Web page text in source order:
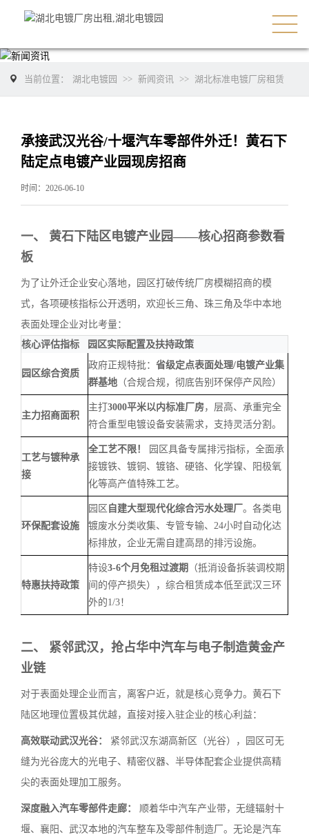
当前位置： 湖北电镀园 >> 新闻资讯 >> 湖北标准电镀厂房租赁
承接武汉光谷/十堰汽车零部件外迁！黄石下
陆定点电镀产业园现房招商
时间：2026-06-10
一、 黄石下陆区电镀产业园——核心招商参数看
板
为了让外迁企业安心落地，园区打破传统厂房模糊招商的模
式，各项硬核指标公开透明，欢迎长三角、珠三角及华中本地
表面处理企业对比考量：
核心评估指标
园区实际配置及扶持政策
园区综合资质
政府正规特批： 省级定点表面处理/电镀产业集
群基地 （合规合规，彻底告别环保停产风险）
主力招商面积
主打 3000平米以内标准厂房，层高、承重完全
符合重型电镀设备安装需求，支持灵活分割。
工艺与镀种承
接
全工艺不限！
园区具备专属排污指标，全面承
接镀铁、镀铜、镀铬、硬铬、化学镍、阳极氧
化等高产值特殊工艺。
环保配套设施
园区 自建大型现代化综合污水处理厂 。各类电
镀废水分类收集、专管专输、24小时自动化达
标排放，企业无需自建高昂的排污设施。
特惠扶持政策
特设3-6个月免租过渡期
（抵消设备拆装调校期
间的停产损失），综合租赁成本低至武汉三环
外的1/3！
二、 紧邻武汉，抢占华中汽车与电子制造黄金产
业链
对于表面处理企业而言，离客户近，就是核心竞争力。黄石下
陆区地理位置极其优越，直接对接入驻企业的核心利益：
高效联动武汉光谷：
紧邻武汉东湖高新区（光谷），园区可无
缝为光谷庞大的光电子、精密仪器、半导体配套企业提供高精
尖的表面处理加工服务。
深度融入汽车零部件走廊：
顺着华中汽车产业带，无缝辐射十
堰、襄阳、武汉本地的汽车整车及零部件制造厂。无论是汽车